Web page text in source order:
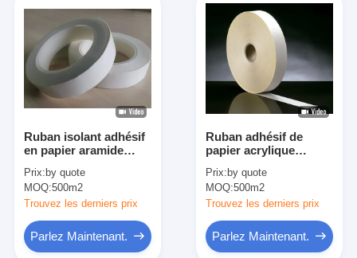
Ruban isolant adhésif
en papier aramide
acrylique de 0,10 mm
d'épaisseur
Prix: by quote
MOQ:500m2
Trouvez les derniers prix
Parlez Maintenant.
Ruban adhésif de
papier acrylique
10mm-980mm
Prix: by quote
MOQ:500m2
Trouvez les derniers prix
Parlez Maintenant.